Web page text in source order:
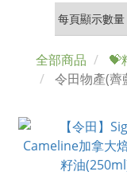
全部商品
💝
令田物產(薺